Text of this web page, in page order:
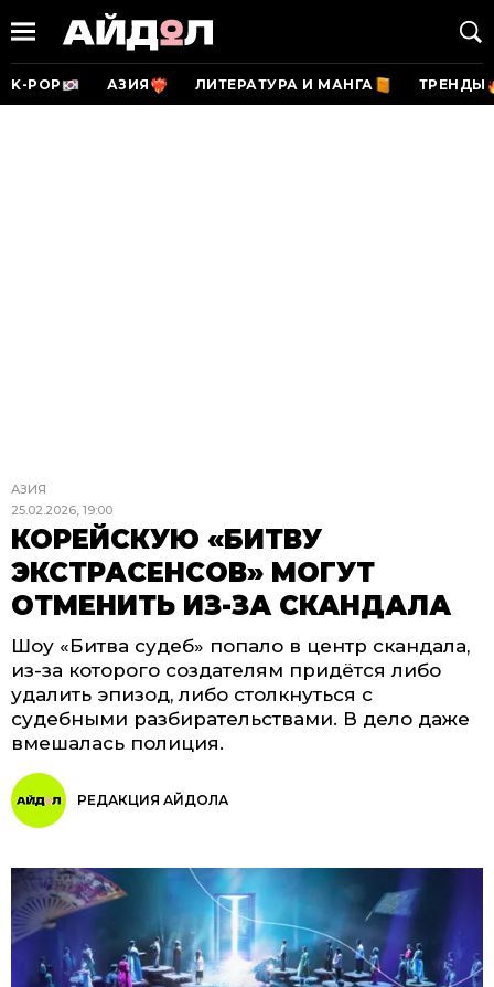
K-POP АЗИЯ ЛИТЕРАТУРА И МАНГА ТРЕНДЫ
АЗИЯ
25.02.2026, 19:00
КОРЕЙСКУЮ «БИТВУ
ЭКСТРАСЕНСОВ» МОГУТ
ОТМЕНИТЬ ИЗ-ЗА СКАНДАЛА
Шоу «Битва судеб» попало в центр скандала,
из-за которого создателям придётся либо
удалить эпизод, либо столкнуться с
судебными разбирательствами. В дело даже
вмешалась полиция.
РЕДАКЦИЯ АЙДОЛА